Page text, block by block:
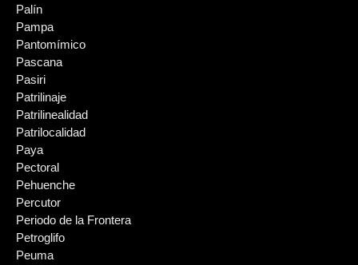
Palín
Pampa
Pantomímico
Pascana
Pasiri
Patrilinaje
Patrilinealidad
Patrilocalidad
Paya
Pectoral
Pehuenche
Percutor
Periodo de la Frontera
Petroglifo
Peuma